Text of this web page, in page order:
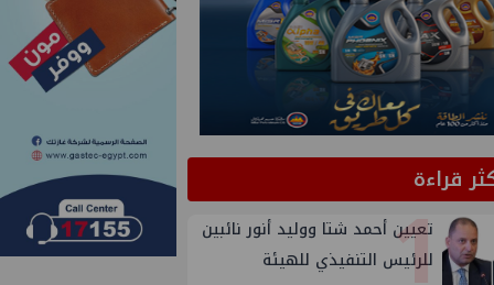
قراءة
تعيين أحمد شتا ووليد أنور نائبين
للرئيس التنفيذي للهيئة